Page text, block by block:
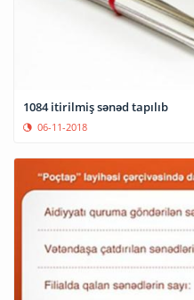
1084 itirilmiş sənəd tapılıb
06-11-2018